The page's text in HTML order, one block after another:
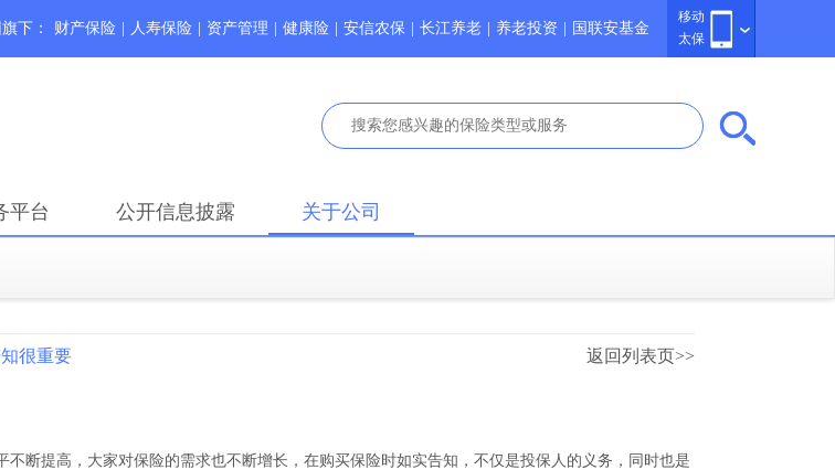
移动
太保
下： 财产保险 人寿保险 资产管理 健康险 安信农保 长江养老 养老投资 国联安基金
平台 公开信息披露 关于公司
很重要 返回列表页>>
不断提高，大家对保险的需求也不断增长，在购买保险时如实告知，不仅是投保人的义务，同时也是